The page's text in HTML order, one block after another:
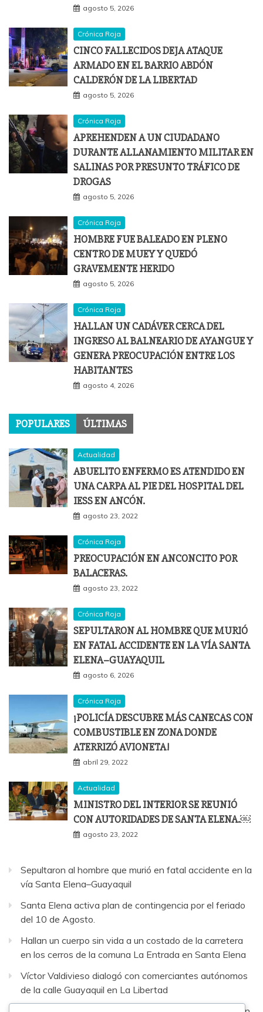
agosto 5, 2026
Crónica Roja
CINCO FALLECIDOS DEJA ATAQUE
ARMADO EN EL BARRIO ABDÓN
CALDERÓN DE LA LIBERTAD
agosto 5, 2026
Crónica Roja
APREHENDEN A UN CIUDADANO
DURANTE ALLANAMIENTO MILITAR EN
SALINAS POR PRESUNTO TRÁFICO DE
DROGAS
agosto 5, 2026
Crónica Roja
HOMBRE FUE BALEADO EN PLENO
CENTRO DE MUEY Y QUEDÓ
GRAVEMENTE HERIDO
agosto 5, 2026
Crónica Roja
HALLAN UN CADÁVER CERCA DEL
INGRESO AL BALNEARIO DE AYANGUE Y
GENERA PREOCUPACIÓN ENTRE LOS
HABITANTES
agosto 4, 2026
POPULARES ÚLTIMAS
Actualidad
ABUELITO ENFERMO ES ATENDIDO EN
UNA CARPA AL PIE DEL HOSPITAL DEL
IESS EN ANCÓN.
agosto 23, 2022
Crónica Roja
PREOCUPACIÓN EN ANCONCITO POR
BALACERAS.
agosto 23, 2022
Crónica Roja
SEPULTARON AL HOMBRE QUE MURIÓ
EN FATAL ACCIDENTE EN LA VÍA SANTA
ELENA–GUAYAQUIL
agosto 6, 2026
Crónica Roja
¡POLICÍA DESCUBRE MÁS CANECAS CON
COMBUSTIBLE EN ZONA DONDE
ATERRIZÓ AVIONETA!
abril 29, 2022
Actualidad
MINISTRO DEL INTERIOR SE REUNIÓ
CON AUTORIDADES DE SANTA ELENA.￼
agosto 23, 2022
Sepultaron al hombre que murió en fatal accidente en la
vía Santa Elena–Guayaquil
Santa Elena activa plan de contingencia por el feriado
del 10 de Agosto.
Hallan un cuerpo sin vida a un costado de la carretera
en los cerros de la comuna La Entrada en Santa Elena
Víctor Valdivieso dialogó con comerciantes autónomos
de la calle Guayaquil en La Libertad